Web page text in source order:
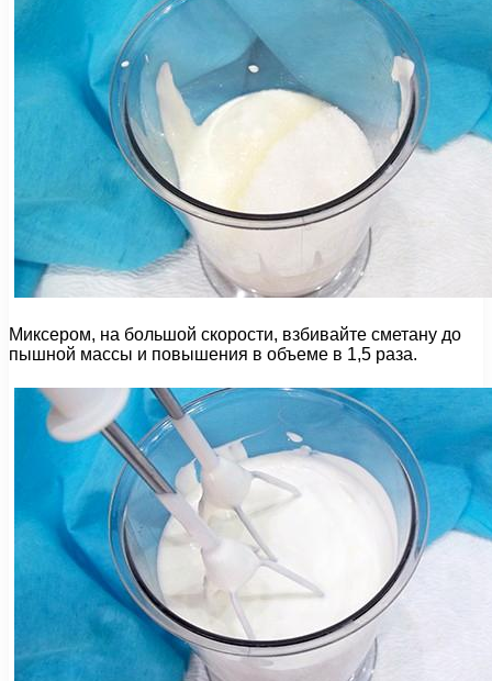
Миксером, на большой скорости, взбивайте сметану до
пышной массы и повышения в объеме в 1,5 раза.